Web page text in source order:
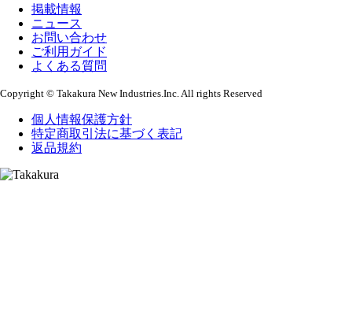
掲載情報
ニュース
お問い合わせ
ご利用ガイド
よくある質問
Copyright © Takakura New Industries.Inc. All rights Reserved
個人情報保護方針
特定商取引法に基づく表記
返品規約